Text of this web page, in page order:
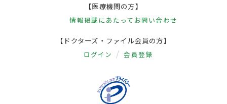
【医療機関の方】
情報掲載にあたって お問い合わせ
【ドクターズ・ファイル会員の方】
ログイン 会員登録